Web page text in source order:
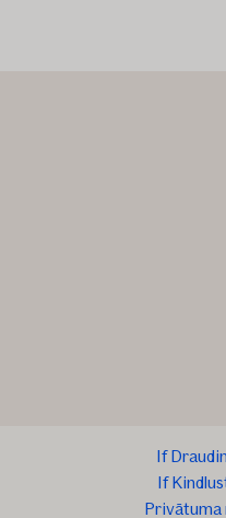
If
If